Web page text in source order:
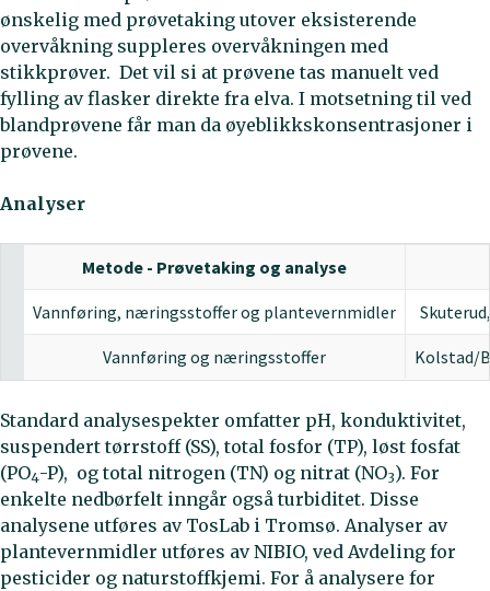
ønskelig med prøvetaking utover eksisterende
overvåkning suppleres overvåkningen med
stikkprøver. Det vil si at prøvene tas manuelt ved
fylling av flasker direkte fra elva. I motsetning til ved
blandprøvene får man da øyeblikkskonsentrasjoner i
prøvene.
Analyser
Metode - Prøvetaking og analyse
Vannføring, næringsstoffer og plantevernmidler
Vannføring og næringsstoffer Kolstad/
Standard analysespekter omfatter pH, konduktivitet,
suspendert tørrstoff (SS), total fosfor (TP), løst fosfat
(PO4-P), og total nitrogen (TN) og nitrat (NO3). For
enkelte nedbørfelt inngår også turbiditet. Disse
analysene utføres av TosLab i Tromsø. Analyser av
plantevernmidler utføres av NIBIO, ved Avdeling for
pesticider og naturstoffkjemi. For å analysere for